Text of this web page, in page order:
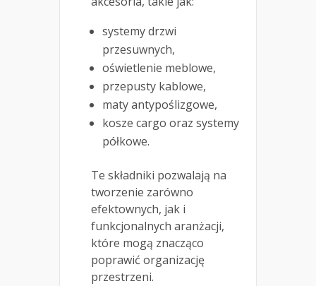
systemy drzwi
przesuwnych,
oświetlenie meblowe,
przepusty kablowe,
maty antypoślizgowe,
kosze cargo oraz systemy
półkowe.
Te składniki pozwalają na
tworzenie zarówno
efektownych, jak i
funkcjonalnych aranżacji,
które mogą znacząco
poprawić organizację
przestrzeni.